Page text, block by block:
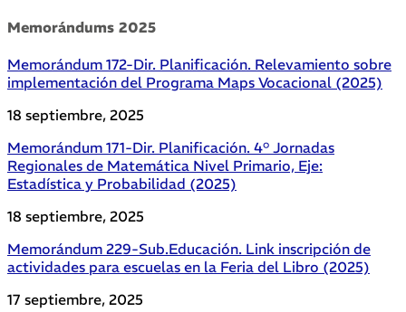
Memorándums 2025
Memorándum 172-Dir. Planificación. Relevamiento sobre
implementación del Programa Maps Vocacional (2025)
18 septiembre, 2025
Memorándum 171-Dir. Planificación. 4° Jornadas
Regionales de Matemática Nivel Primario, Eje:
Estadística y Probabilidad (2025)
18 septiembre, 2025
Memorándum 229-Sub.Educación. Link inscripción de
actividades para escuelas en la Feria del Libro (2025)
17 septiembre, 2025